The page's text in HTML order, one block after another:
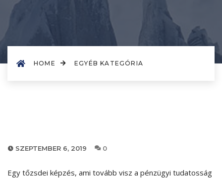
HOME EGYÉB KATEGÓRIA
SZEPTEMBER 6, 2019 0
Egy tőzsdei képzés, ami tovább visz a pénzügyi tudatosság